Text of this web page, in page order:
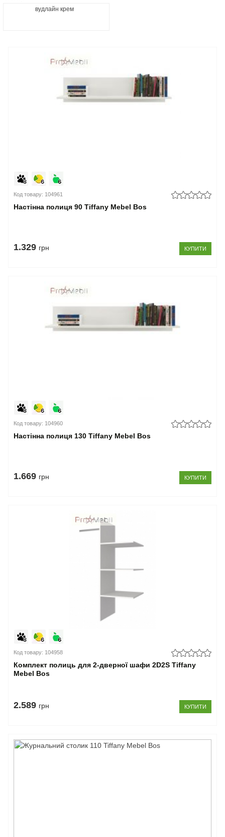
вудлайн крем
Код товару: 104961
Настінна полиця 90 Tiffany Mebel Bos
1.329 грн КУПИТИ
Код товару: 104960
Настінна полиця 130 Tiffany Mebel Bos
1.669 грн КУПИТИ
Код товару: 104958
Комплект полиць для 2-дверної шафи 2D2S Tiffany
Mebel Bos
2.589 грн КУПИТИ